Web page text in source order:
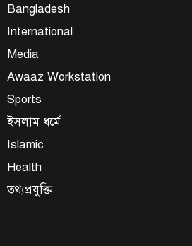
Bangladesh
International
Media
Awaaz Workstation
Sports
ইসলাম ধর্মে
Islamic
Health
তথ্যপ্রযুক্তি